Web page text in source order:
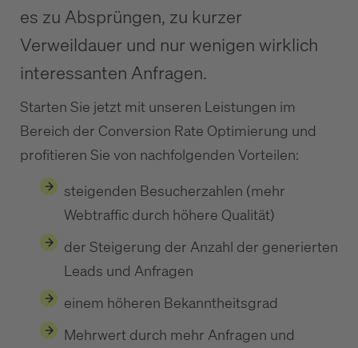
es zu Absprüngen, zu kurzer
Verweildauer und nur wenigen wirklich
interessanten Anfragen.
Starten Sie jetzt mit unseren Leistungen im
Bereich der Conversion Rate Optimierung und
profitieren Sie von nachfolgenden Vorteilen:
steigenden Besucherzahlen (mehr
Webtraffic durch höhere Qualität)
der Steigerung der Anzahl der generierten
Leads und Anfragen
einem höheren Bekanntheitsgrad
Mehrwert durch mehr Anfragen und